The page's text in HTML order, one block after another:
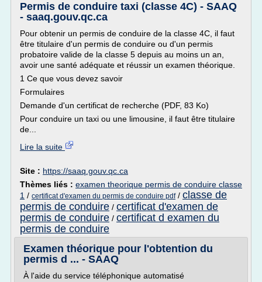
Permis de conduire taxi (classe 4C) - SAAQ
- saaq.gouv.qc.ca
Pour obtenir un permis de conduire de la classe 4C, il faut
être titulaire d'un permis de conduire ou d'un permis
probatoire valide de la classe 5 depuis au moins un an,
avoir une santé adéquate et réussir un examen théorique.
1 Ce que vous devez savoir
Formulaires
Demande d'un certificat de recherche (PDF, 83 Ko)
Pour conduire un taxi ou une limousine, il faut être titulaire
de...
Lire la suite
Site : https://saaq.gouv.qc.ca
Thèmes liés : examen theorique permis de conduire classe
1 / certificat d'examen du permis de conduire pdf/ classe de
permis de conduire / certificat d'examen de
permis de conduire / certificat d examen du
permis de conduire
Examen théorique pour l'obtention du
permis d ... - SAAQ
À l'aide du service téléphonique automatisé